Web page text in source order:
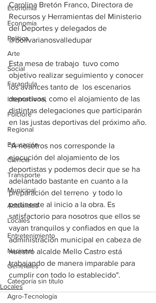
Economía
Economía
Política
Arte
Social
Farandula
Internacional
Folclore
Regional
Educación
Ciencia
Transporte
Municipal
Actualidad
Locales
Entretenimiento
Nacional
Generales
Categoría sin título
Agro-Tecnología
Carolina Bretón Franco, Directora de
Recursos y Herramientas del Ministerio
del Deportes y delegados de
@bolivarianosvalledupar
Esta mesa de trabajo  tuvo como
objetivo realizar seguimiento y conocer
los avances tanto de  los escenarios
deportivos, como el alojamiento de las
distintas delegaciones que participarán
en las justas deportivas del próximo año.
"A nosotros nos corresponde la
ejecución del alojamiento de los
deportistas y podemos decir que se ha
adelantado bastante en cuanto a la
preparación del terreno  y todo lo
pertinente al inicio a la obra. Es
satisfactorio para nosotros que ellos se
vayan tranquilos y confiados en que la
administración municipal en cabeza de
nuestro alcalde Mello Castro está
trabajando de manera imparable para
cumplir con todo lo establecido".
Locales